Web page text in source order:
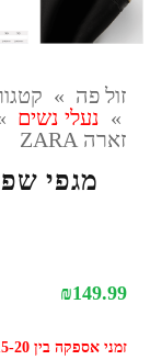
זול פה »
» נעלי נשים
זארה ZARA
מגפי
₪149.99
זמני אספקה בין 15-20 ימי עסקים